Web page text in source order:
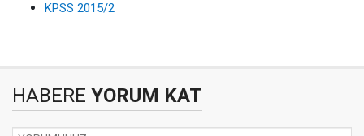
KPSS 2015/2
HABERE YORUM KAT